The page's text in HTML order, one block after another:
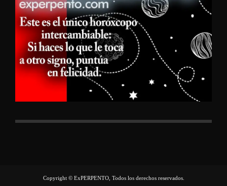
Copyright © ExPERPENTO, Todos los derechos reservados.